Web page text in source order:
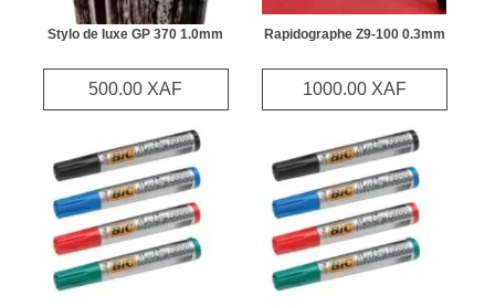
Catégories
Stylo de luxe GP 370 1.0mm
500.00 XAF
Rapidographe Z9-100 0.3mm
1000.00 XAF